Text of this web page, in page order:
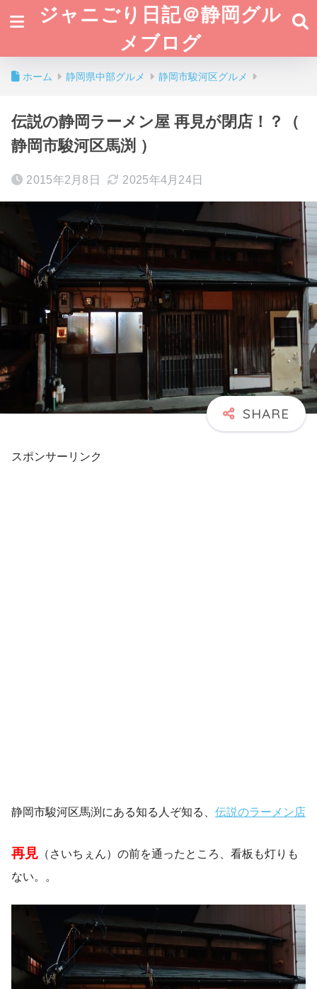
ジャニごり日記＠静岡グル
メブログ
ホーム 静岡県中部グルメ 静岡市駿河区グルメ
伝説の静岡ラーメン屋 再見が閉店！？（
静岡市駿河区馬渕 ）
2015年2月8日 2025年4月24日
スポンサーリンク
静岡市駿河区馬渕にある知る人ぞ知る、 伝説のラーメン店
再見 （さいちぇん）の前を通ったところ、看板も灯りも
ない。。